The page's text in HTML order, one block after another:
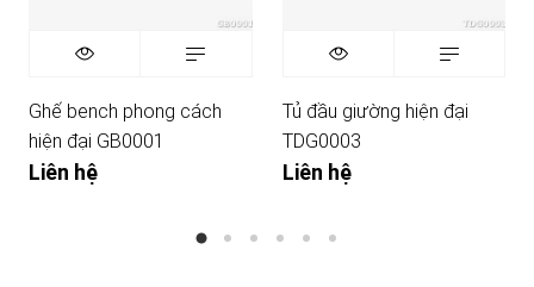
Ghế bench phong cách
hiện đại GB0001
Liên hệ
Tủ đầu giường hiện đại
TDG0003
Liên hệ